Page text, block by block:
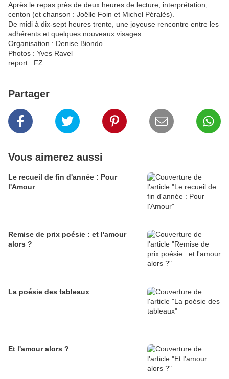
Après le repas près de deux heures de lecture, interprétation,
centon (et chanson : Joëlle Foin et Michel Péralès).
De midi à dix-sept heures trente, une joyeuse rencontre entre les
adhérents et quelques nouveaux visages.
Organisation : Denise Biondo
Photos : Yves Ravel
report : FZ
Partager
Vous aimerez aussi
Le recueil de fin d'année : Pour
l'Amour
Remise de prix poésie : et l'amour
alors ?
La poésie des tableaux
Et l'amour alors ?